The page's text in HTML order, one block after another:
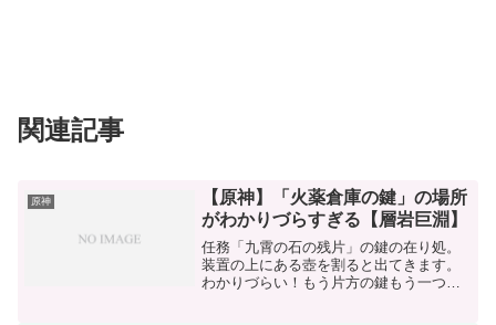
関連記事
原神
【原神】「火薬倉庫の鍵」の場所
がわかりづらすぎる【層岩巨淵】
任務「九霄の石の残片」の鍵の在り処。
装置の上にある壺を割ると出てきます。
わかりづらい！もう片方の鍵もう一つの